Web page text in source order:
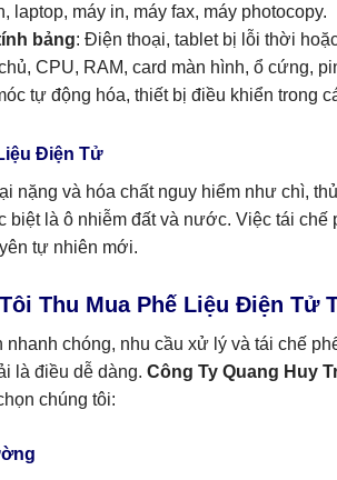
laptop, máy in, máy fax, máy photocopy.
bảng: Điện thoại, tablet bị lỗi thời
CPU, RAM, card màn hình, ổ cứng,
tự động hóa, thiết bị điều khiển trong
Điện Tử
nặng và hóa chất nguy hiểm như chì,
biệt là ô nhiễm đất và nước. Việc tái
tự nhiên mới.
Thu Mua Phế Liệu Điện Tử
chóng, nhu cầu xử lý và tái chế
là điều dễ dàng. Công Ty Quang Huy
chúng tôi: